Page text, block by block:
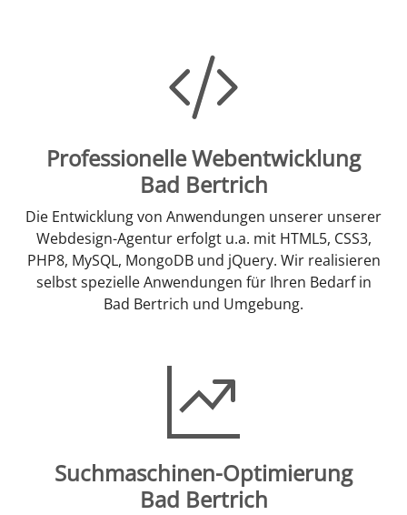
Professionelle Webentwicklung
Bad Bertrich
Die Entwicklung von Anwendungen unserer unserer
Webdesign-Agentur erfolgt u.a. mit HTML5, CSS3,
PHP8, MySQL, MongoDB und jQuery. Wir realisieren
selbst spezielle Anwendungen für Ihren Bedarf in
Bad Bertrich und Umgebung.
Suchmaschinen-Optimierung
Bad Bertrich